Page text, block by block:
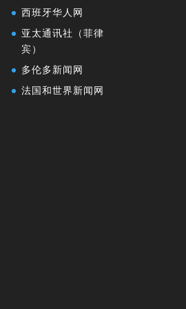
西班牙华人网
亚太通讯社（菲律
宾）
多伦多新闻网
法国和世界新闻网